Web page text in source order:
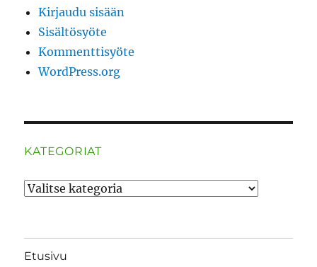
Kirjaudu sisään
Sisältösyöte
Kommenttisyöte
WordPress.org
KATEGORIAT
Kategoriat
Etusivu